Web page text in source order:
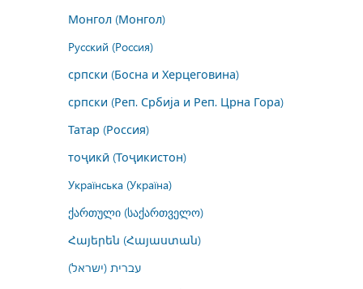
Монгол (Монгол)
Русский (Россия)
српски (Босна и Херцеговина)
српски (Реп. Србија и Реп. Црна Гора)
Татар (Россия)
тоҷикӣ (Тоҷикистон)
Українська (Україна)
ქართული (საქართველო)
Հայերեն (Հայաստան)
עברית (ישראל)